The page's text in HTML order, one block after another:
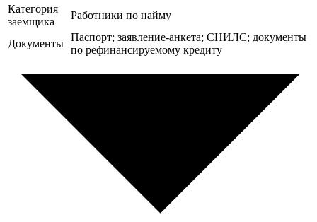
Категория
заемщика
Работники по найму
Документы
Паспорт; заявление-анкета; СНИЛС; документы
по рефинансируемому кредиту